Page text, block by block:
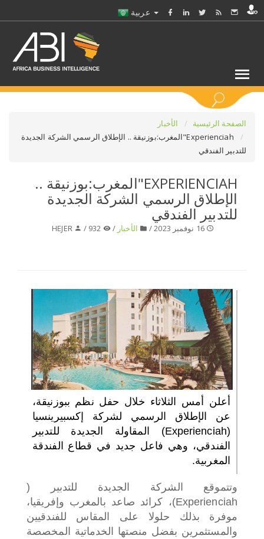
حدد ملفا
الصفحة الرئيسية
الأخبار
Experienciah"المغرب:بوزنيقة .. الإطلاق الرسمي الشركة الجديدة
للتدبير الفندقي
EXPERIENCIAH"المغرب:بوزنيقة ..
الإطلاق الرسمي الشركة الجديدة
للتدبير الفندقي
16 نوفمبر 2023 / الأخبار /
HEJER
أعلن أمس الثلاثاء خلال حفل نظم ببوزنيقة،
عن الإطلاق الرسمي لشركة إكسبيرينسيا
(Experienciah) المقاولة الجديدة للتدبير
الفندقي، وهي فاعل جديد في قطاع الفندقة
المغربية.
وتتموقع الشركة الجديدة للتدبير (
Experienciah)، كرائد صاعد بالمغرب وإفريقيا،
موفرة بذلك حلولا على المقاس للفندقيين
والمستثمرين بفضل منصتها الخدماتية المخصصة